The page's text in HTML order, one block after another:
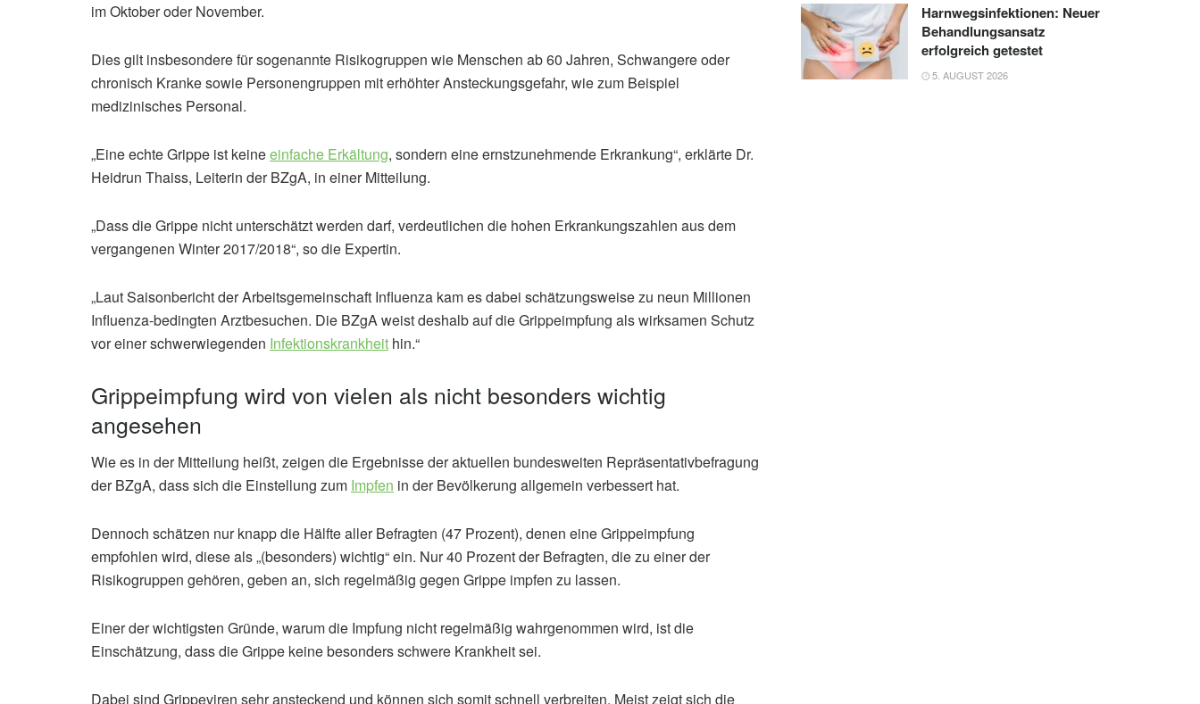
im Oktober oder November.
Dies gilt insbesondere für sogenannte Risikogruppen wie Menschen ab 60 Jahren, Schwangere oder
chronisch Kranke sowie Personengruppen mit erhöhter Ansteckungsgefahr, wie zum Beispiel
medizinisches Personal.
„Eine echte Grippe ist keineeinfache Erkältung, sondern eine ernstzunehmende Erkrankung“, erklärte Dr.
Heidrun Thaiss, Leiterin der BZgA, in einer Mitteilung.
„Dass die Grippe nicht unterschätzt werden darf, verdeutlichen die hohen Erkrankungszahlen aus dem
vergangenen Winter 2017/2018“, so die Expertin.
„Laut Saisonbericht der Arbeitsgemeinschaft Influenza kam es dabei schätzungsweise zu neun Millionen
Influenza-bedingten Arztbesuchen. Die BZgA weist deshalb auf die Grippeimpfung als wirksamen Schutz
vor einer schwerwiegenden Infektionskrankheit hin.“
Grippeimpfung wird von vielen als nicht besonders wichtig
angesehen
Wie es in der Mitteilung heißt, zeigen die Ergebnisse der aktuellen bundesweiten Repräsentativbefragung
der BZgA, dass sich die Einstellung zum Impfen in der Bevölkerung allgemein verbessert hat.
Dennoch schätzen nur knapp die Hälfte aller Befragten (47 Prozent), denen eine Grippeimpfung
empfohlen wird, diese als „(besonders) wichtig“ ein. Nur 40 Prozent der Befragten, die zu einer der
Risikogruppen gehören, geben an, sich regelmäßig gegen Grippe impfen zu lassen.
Einer der wichtigsten Gründe, warum die Impfung nicht regelmäßig wahrgenommen wird, ist die
Einschätzung, dass die Grippe keine besonders schwere Krankheit sei.
Dabei sind Grippeviren sehr ansteckend und können sich somit schnell verbreiten. Meist zeigt sich die
Harnwegsinfektionen: Neuer
Behandlungsansatz
erfolgreich getestet
5. AUGUST 2026